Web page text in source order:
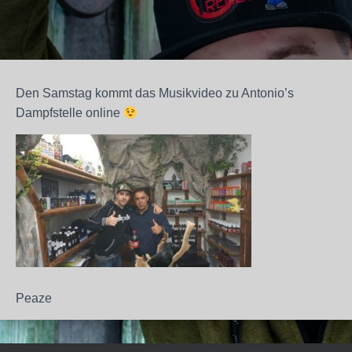
Den Samstag kommt das Musikvideo zu Antonio’s
Dampfstelle online
Peaze